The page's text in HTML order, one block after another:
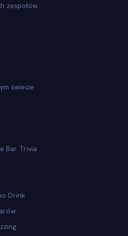
zespołów
świecie
Bar Trivia
Drink